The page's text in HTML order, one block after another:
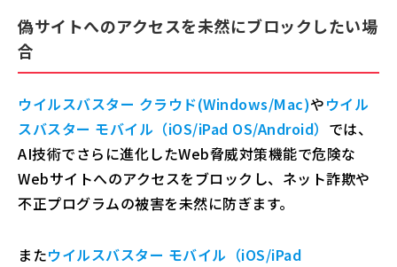
偽サイトへのアクセスを未然にブロックしたい場
合
ウイルスバスター クラウド(Windows/Mac)やウイル
スバスター モバイル（iOS/iPad OS/Android） では、
AI技術でさらに進化したWeb脅威対策機能で危険な
Webサイトへのアクセスをブロックし、ネット詐欺や
不正プログラムの被害を未然に防ぎます。
またウイルスバスター モバイル（iOS/iPad